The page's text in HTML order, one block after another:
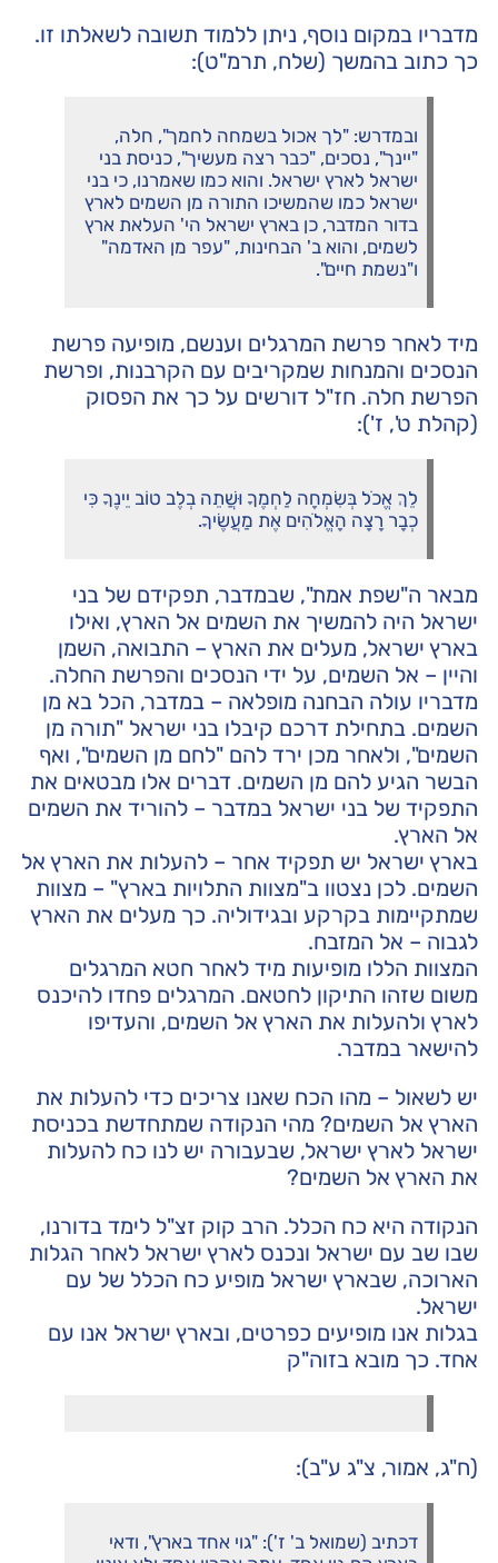
מדבריו במקום נוסף, ניתן ללמוד תשובה לשאלתו זו.
כך כתוב בהמשך (שלח, תרמ"ט):
ובמדרש: "לך אכול בשמחה לחמך", חלה,
"יינך", נסכים, "כבר רצה מעשיך", כניסת בני
ישראל לארץ ישראל. והוא כמו שאמרנו, כי בני
ישראל כמו שהמשיכו התורה מן השמים לארץ
בדור המדבר, כן בארץ ישראל הי' העלאת ארץ
לשמים, והוא ב' הבחינות, "עפר מן האדמה"
ו"נשמת חיים".
מיד לאחר פרשת המרגלים וענשם, מופיעה פרשת
הנסכים והמנחות שמקריבים עם הקרבנות, ופרשת
הפרשת חלה. חז"ל דורשים על כך את הפסוק
(קהלת ט', ז'):
לֵךְ אֱכֹל בְּשִׂמְחָה לַחְמֶךָ וּשֲׁתֵה בְלֶב טוֹב יֵינֶךָ כִּי
כְבָר רָצָה הָאֱלֹהִים אֶת מַעֲשֶׂיךָ.
מבאר ה"שפת אמת", שבמדבר, תפקידם של בני
ישראל היה להמשיך את השמים אל הארץ, ואילו
בארץ ישראל, מעלים את הארץ – התבואה, השמן
והיין – אל השמים, על ידי הנסכים והפרשת החלה.
מדבריו עולה הבחנה מופלאה – במדבר, הכל בא מן
השמים. בתחילת דרכם קיבלו בני ישראל "תורה מן
השמים", ולאחר מכן ירד להם "לחם מן השמים", ואף
הבשר הגיע להם מן השמים. דברים אלו מבטאים את
התפקיד של בני ישראל במדבר – להוריד את השמים
אל הארץ.
בארץ ישראל יש תפקיד אחר – להעלות את הארץ אל
השמים. לכן נצטוו ב"מצוות התלויות בארץ" – מצוות
שמתקיימות בקרקע ובגידוליה. כך מעלים את הארץ
לגבוה – אל המזבח.
המצוות הללו מופיעות מיד לאחר חטא המרגלים
משום שזהו התיקון לחטאם. המרגלים פחדו להיכנס
לארץ ולהעלות את הארץ אל השמים, והעדיפו
להישאר במדבר.
יש לשאול – מהו הכח שאנו צריכים כדי להעלות את
הארץ אל השמים? מהי הנקודה שמתחדשת בכניסת
ישראל לארץ ישראל, שבעבורה יש לנו כח להעלות
את הארץ אל השמים?
הנקודה היא כח הכלל. הרב קוק זצ"ל לימד בדורנו,
שבו שב עם ישראל ונכנס לארץ ישראל לאחר הגלות
הארוכה, שבארץ ישראל מופיע כח הכלל של עם
ישראל.
בגלות אנו מופיעים כפרטים, ובארץ ישראל אנו עם
אחד. כך מובא בזוה"ק
(ח"ג, אמור, צ"ג ע"ב):
דכתיב (שמואל ב' ז'): "גוי אחד בארץ", ודאי